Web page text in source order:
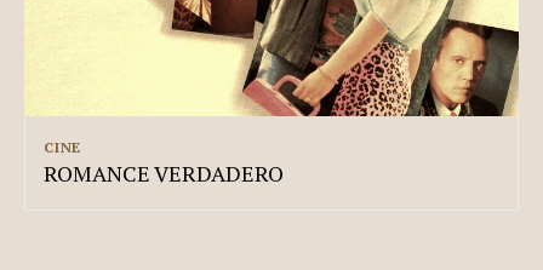
CINE
ROMANCE VERDADERO